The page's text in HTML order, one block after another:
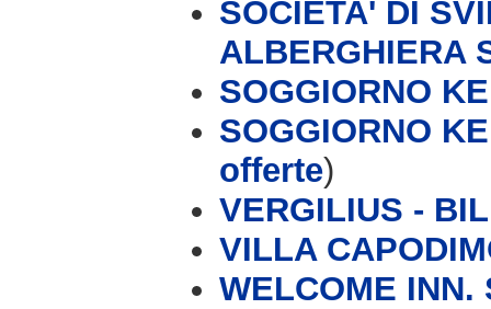
SOCIETA' DI
ALBERGHIERA
SOGGIORNO
SOGGIORNO
offerte)
VERGILIUS -
VILLA
WELCOME INN.